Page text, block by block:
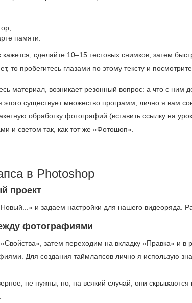
памяти.
кажется, сделайте 10–15 тестовых снимков, затем
то пробегитесь глазами по этому тексту и
материал, возникает резонный вопрос: а что с ним
существует множество программ, лично я вам
обработку фотографий (вставить ссылку на
и светом так, как тот же «Фотошоп».
в Photoshop
проект
и задаем настройки для нашего видеоряда.
фотографиями
затем переходим на вкладку «Правка» и в
Для создания таймлапсов лично я использую
не нужны, но, на всякий случай, они скрываются